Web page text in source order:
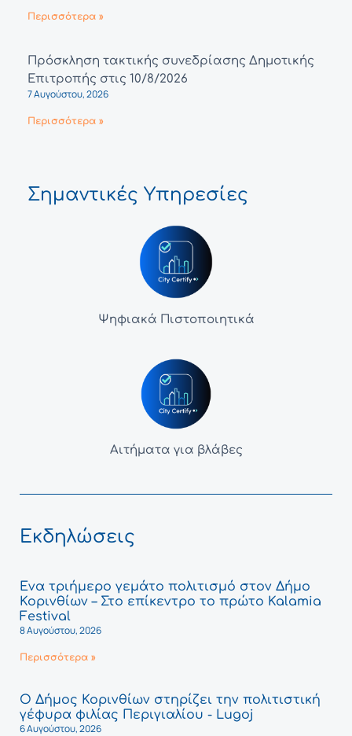
Περισσότερα »
Πρόσκληση τακτικής συνεδρίασης Δημοτικής
Επιτροπής στις 10/8/2026
7 Αυγούστου, 2026
Περισσότερα »
Σημαντικές Υπηρεσίες
Ψηφιακά Πιστοποιητικά
Αιτήματα για βλάβες
Εκδηλώσεις
Ένα τριήμερο γεμάτο πολιτισμό στον Δήμο
Κορινθίων – Στο επίκεντρο το πρώτο Kalamia
Festival
8 Αυγούστου, 2026
Περισσότερα »
Ο Δήμος Κορινθίων στηρίζει την πολιτιστική
γέφυρα φιλίας Περιγιαλίου - Lugoj
6 Αυγούστου, 2026